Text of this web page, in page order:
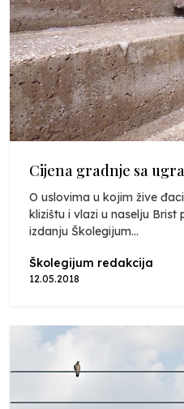
Cijena gradnje sa
O uslovima u kojim žive
klizištu i vlazi u naselju
izdanju Školegijum...
Školegijum redakcija
12.05.2018